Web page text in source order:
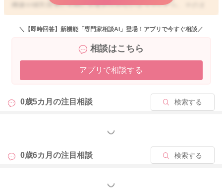
機嫌や哺乳状況にも特にお変わりがないようでしたら、そのま
ま様子を見ていただいても良いのではないかと思いました。
どうぞよろしくお願いします。
2025/9/16 22:01
＼【即時回答】新機能「専門家相談AI」登場！アプリで今すぐ相談／
相談はこちら
アプリで相談する
0歳5カ月の注目相談 検索する
もっと見る
0歳6カ月の注目相談 検索する
もっと見る